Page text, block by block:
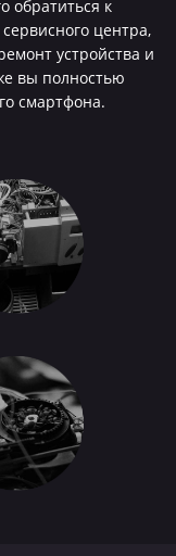
обратиться к
центра,
устройства и
вы полностью
смартфона.